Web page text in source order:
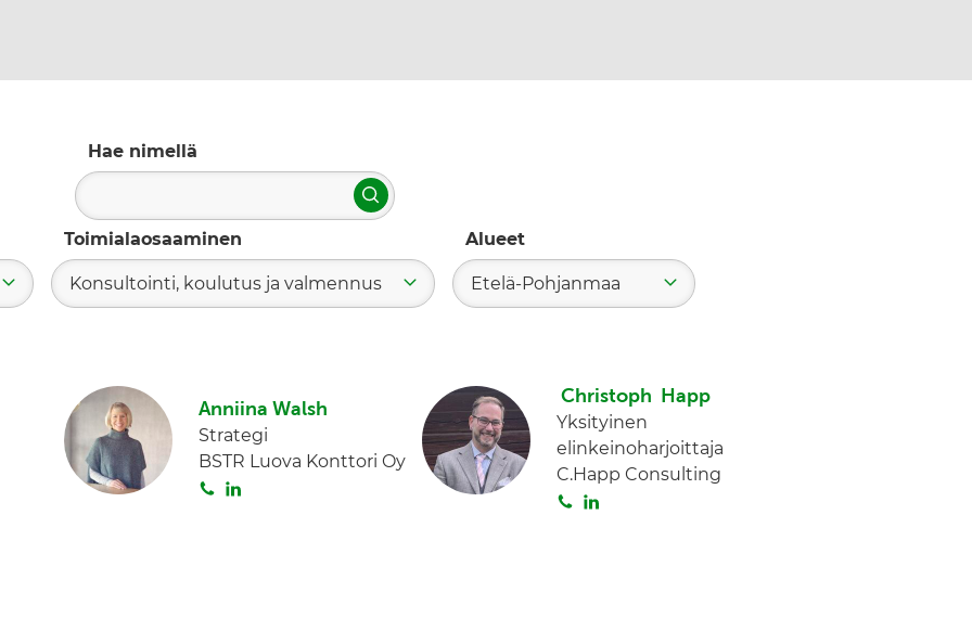
Hae nimellä
Hae
Toimialaosaaminen
Konsultointi, koulutus ja valmennus
Alueet
Etelä-Pohjanmaa
Anniina Walsh
Strategi
BSTR Luova Konttori Oy
S L
Christoph Happ
Yksityinen
elinkeinoharjoittaja
C.Happ Consulting
S